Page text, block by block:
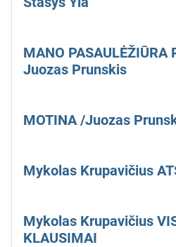
MANO PASAULĖŽIŪRA
Juozas Prunskis
MOTINA /Juozas
Mykolas Krupavičius
Mykolas Krupavičius
KLAUSIMAI